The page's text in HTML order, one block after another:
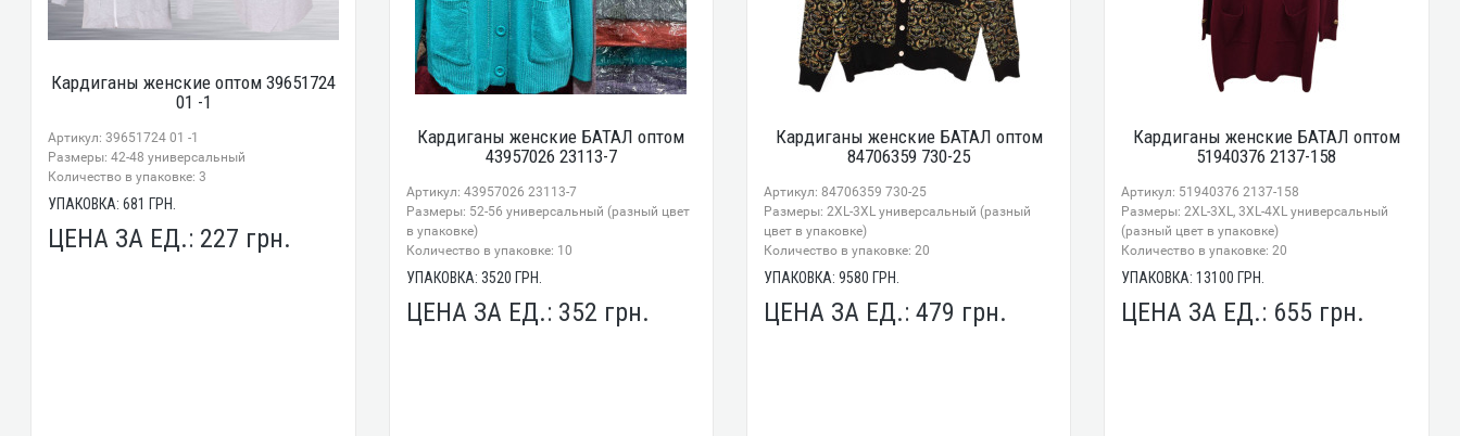
Кардиганы женские оптом 39651724
01 -1
Артикул: 39651724 01 -1
Размеры: 42-48 универсальный
Количество в упаковке: 3
УПАКОВКА:681 ГРН.
ЦЕНА ЗА ЕД.: 227 грн.
Кардиганы женские БАТАЛ оптом
43957026 23113-7
Артикул: 43957026 23113-7
Размеры: 52-56 универсальный (разный цвет
в упаковке)
Количество в упаковке: 10
УПАКОВКА: 3520 ГРН.
ЦЕНА ЗА ЕД.: 352 грн.
Кардиганы женские БАТАЛ оптом
84706359 730-25
Артикул: 84706359 730-25
Размеры: 2XL-3XL универсальный (разный
цвет в упаковке)
Количество в упаковке: 20
УПАКОВКА: 9580 ГРН.
ЦЕНА ЗА ЕД.: 479 грн.
Кардиганы женские БАТАЛ оптом
51940376 2137-158
Артикул: 51940376 2137-158
Размеры: 2XL-3XL, 3XL-4XL универсальный
(разный цвет в упаковке)
Количество в упаковке: 20
УПАКОВКА:13100 ГРН.
ЦЕНА ЗА ЕД.: 655 грн.